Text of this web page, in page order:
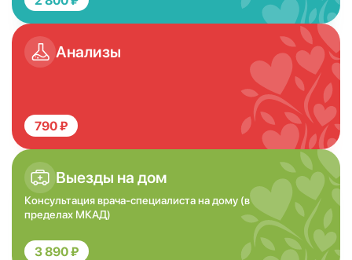
Анализы
790 ₽
Выезды на дом
Консультация врача-специалиста на дому (в
пределах МКАД)
3 890 ₽